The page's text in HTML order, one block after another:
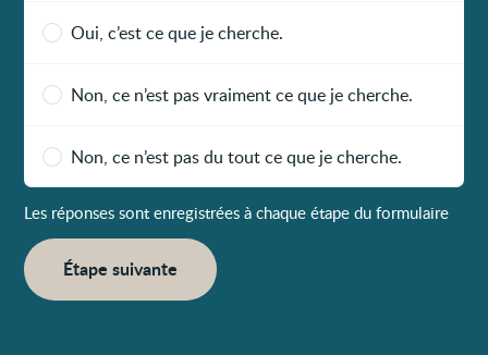
Oui, c’est ce que je cherche.
Non, ce n’est pas vraiment ce que je cherche.
Non, ce n’est pas du tout ce que je cherche.
Les réponses sont enregistrées à chaque étape du formulaire
Étape suivante